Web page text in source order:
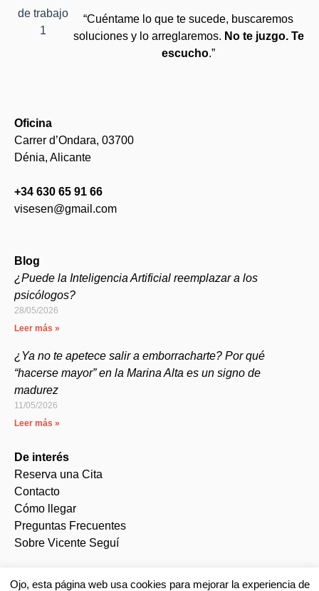
“Cuéntame lo que te sucede, buscaremos
soluciones y lo arreglaremos. No te juzgo. Te
escucho.”
Oficina
Carrer d’Ondara, 03700
Dénia, Alicante
+34 630 65 91 66
visesen@gmail.com
Blog
¿Puede la Inteligencia Artificial reemplazar a los
psicólogos?
28/05/2026
Leer más »
¿Ya no te apetece salir a emborracharte? Por qué
“hacerse mayor” en la Marina Alta es un signo de
madurez
11/05/2026
Leer más »
De interés
Reserva una Cita
Contacto
Cómo llegar
Preguntas Frecuentes
Sobre Vicente Seguí
Ojo, esta página web usa cookies para mejorar la experiencia de